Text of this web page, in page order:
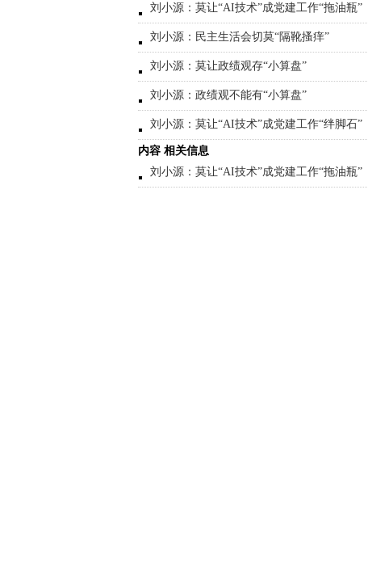
刘小源：莫让“AI技术”成党建工作“拖油瓶”
刘小源：民主生活会切莫“隔靴搔痒”
刘小源：莫让政绩观存“小算盘”
刘小源：政绩观不能有“小算盘”
刘小源：莫让“AI技术”成党建工作“绊脚石”
内容 相关信息
刘小源：莫让“AI技术”成党建工作“拖油瓶”